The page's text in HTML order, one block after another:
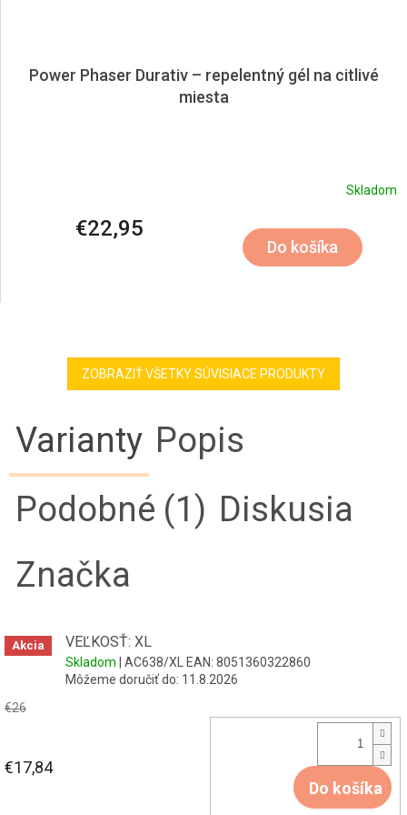
Power Phaser Durativ – repelentný gél na citlivé
miesta
Skladom
€22,95
Do košíka
ZOBRAZIŤ VŠETKY SÚVISIACE PRODUKTY
Varianty Popis
Podobné (1) Diskusia
Značka
Akcia VEĽKOSŤ: XL
Skladom | AC638/XL EAN: 8051360322860
Môžeme doručiť do: 11.8.2026
€26
€17,84
Do košíka